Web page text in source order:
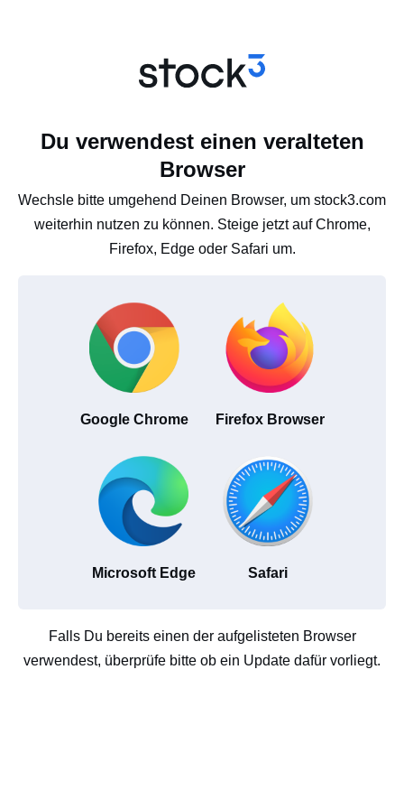
Du verwendest einen veralteten
Browser
Wechsle bitte umgehend Deinen Browser, um stock3.com
weiterhin nutzen zu können. Steige jetzt auf Chrome,
Firefox, Edge oder Safari um.
Google Chrome Firefox Browser
Microsoft Edge Safari
Falls Du bereits einen der aufgelisteten Browser
verwendest, überprüfe bitte ob ein Update dafür vorliegt.